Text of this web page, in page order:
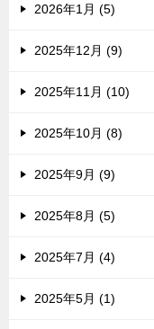
2026年1月 (5)
2025年12月 (9)
2025年11月 (10)
2025年10月 (8)
2025年9月 (9)
2025年8月 (5)
2025年7月 (4)
2025年5月 (1)